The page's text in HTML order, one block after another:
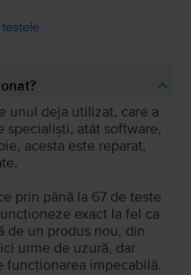
unul deja utilizat, care a
specialiști, atât software,
acesta este reparat,
prin până la 67 de teste
exact la fel ca
de un produs nou, din
urme de uzură, dar
funcționarea impecabilă.